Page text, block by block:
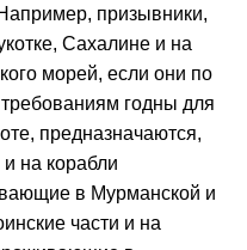
призывники,
Сахалине и на
морей, если они по
годны для
предназначаются,
и на корабли
в Мурманской и
части и на